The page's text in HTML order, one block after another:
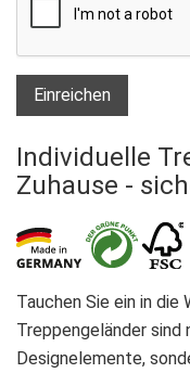
Einreichen
Individuelle
Zuhause -
Tauchen Sie ein in die
Treppengeländer
Designelemente,